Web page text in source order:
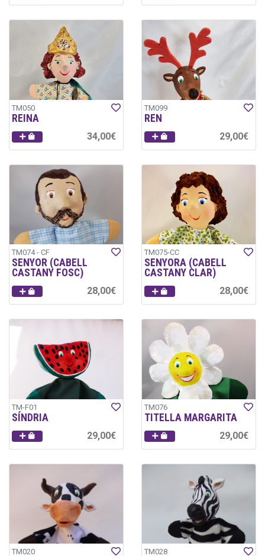
TM050
REINA
34,00€
TM099
REN
29,00€
TM074 - CF
SENYOR (CABELL
CASTANY FOSC)
28,00€
TM075-CC
SENYORA (CABELL
CASTANY CLAR)
28,00€
TM-F01
SÍNDRIA
29,00€
TM076
TITELLA MARGARITA
29,00€
TM020 TM028